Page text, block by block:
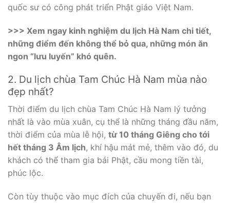
quốc sư có công phát triển Phật giáo Việt Nam.
>>> Xem ngay kinh nghiệm du lịch Hà Nam chi tiết,
những điểm đến không thể bỏ qua, những món ăn
ngon “lưu luyến” khó quên.
2. Du lịch chùa Tam Chúc Hà Nam mùa nào
đẹp nhất?
Thời điểm du lịch chùa Tam Chúc Hà Nam lý tưởng
nhất là vào mùa xuân, cụ thể là những tháng đầu năm,
thời điểm của mùa lễ hội, từ 10 tháng Giêng cho tới
hết tháng 3 Âm lịch, khí hậu mát mẻ, thêm vào đó, du
khách có thể tham gia bái Phật, cầu mong tiền tài,
phúc lộc.
Còn tùy thuộc vào mục đích của chuyến đi, nếu bạn